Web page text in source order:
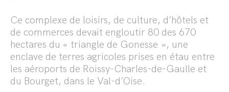
Ce complexe de loisirs, de culture, d’hôtels et
de commerces devait engloutir 80 des 670
hectares du « triangle de Gonesse », une
enclave de terres agricoles prises en étau entre
les aéroports de Roissy-Charles-de-Gaulle et
du Bourget, dans le Val-d’Oise.